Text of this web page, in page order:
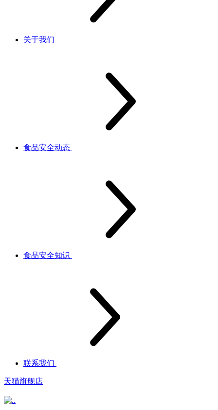
关于我们
食品安全动态
食品安全知识
联系我们
天猫旗舰店